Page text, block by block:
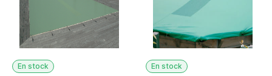
En stock En stock